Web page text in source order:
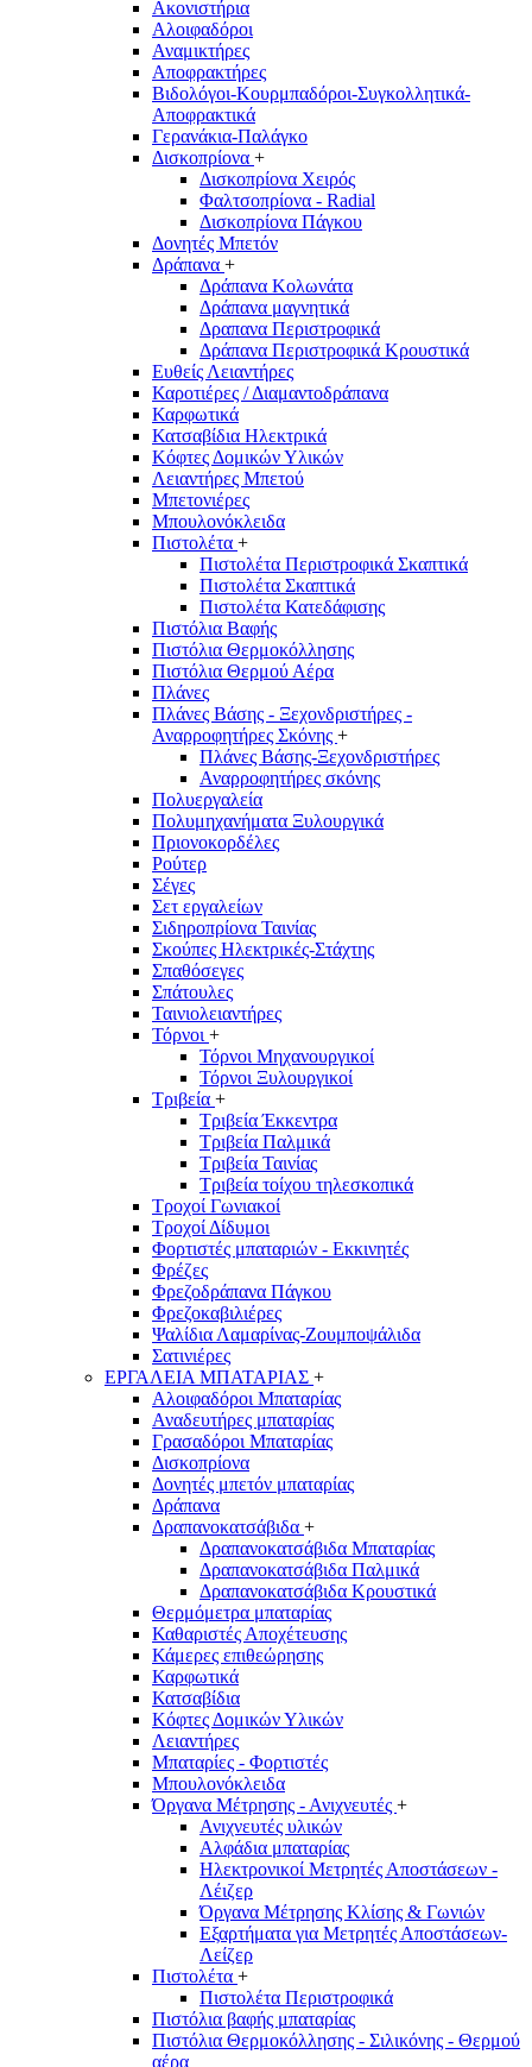
Ακονιστήρια
Αλοιφαδόροι
Αναμικτήρες
Αποφρακτήρες
Βιδολόγοι-Κουρμπαδόροι-Συγκολλητικά-
Αποφρακτικά
Γερανάκια-Παλάγκο
Δισκοπρίονα +
Δισκοπρίονα Χειρός
Φαλτσοπρίονα - Radial
Δισκοπρίονα Πάγκου
Δονητές Μπετόν
Δράπανα +
Δράπανα Κολωνάτα
Δράπανα μαγνητικά
Δραπανα Περιστροφικά
Δράπανα Περιστροφικά Κρουστικά
Ευθείς Λειαντήρες
Καροτιέρες / Διαμαντοδράπανα
Καρφωτικά
Κατσαβίδια Ηλεκτρικά
Κόφτες Δομικών Υλικών
Λειαντήρες Μπετού
Μπετονιέρες
Μπουλονόκλειδα
Πιστολέτα +
Πιστολέτα Περιστροφικά Σκαπτικά
Πιστολέτα Σκαπτικά
Πιστολέτα Κατεδάφισης
Πιστόλια Βαφής
Πιστόλια Θερμοκόλλησης
Πιστόλια Θερμού Αέρα
Πλάνες
Πλάνες Βάσης - Ξεχονδριστήρες -
Αναρροφητήρες Σκόνης +
Πλάνες Βάσης-Ξεχονδριστήρες
Αναρροφητήρες σκόνης
Πολυεργαλεία
Πολυμηχανήματα Ξυλουργικά
Πριονοκορδέλες
Ρούτερ
Σέγες
Σετ εργαλείων
Σιδηροπρίονα Ταινίας
Σκούπες Ηλεκτρικές-Στάχτης
Σπαθόσεγες
Σπάτουλες
Ταινιολειαντήρες
Τόρνοι +
Τόρνοι Μηχανουργικοί
Τόρνοι Ξυλουργικοί
Τριβεία +
Τριβεία Έκκεντρα
Τριβεία Παλμικά
Τριβεία Ταινίας
Τριβεία τοίχου τηλεσκοπικά
Τροχοί Γωνιακοί
Τροχοί Δίδυμοι
Φορτιστές μπαταριών - Εκκινητές
Φρέζες
Φρεζοδράπανα Πάγκου
Φρεζοκαβιλιέρες
Ψαλίδια Λαμαρίνας-Ζουμποψάλιδα
Σατινιέρες
ΕΡΓΑΛΕΙΑ ΜΠΑΤΑΡΙΑΣ +
Αλοιφαδόροι Μπαταρίας
Αναδευτήρες μπαταρίας
Γρασαδόροι Μπαταρίας
Δισκοπρίονα
Δονητές μπετόν μπαταρίας
Δράπανα
Δραπανοκατσάβιδα +
Δραπανοκατσάβιδα Μπαταρίας
Δραπανοκατσάβιδα Παλμικά
Δραπανοκατσάβιδα Κρουστικά
Θερμόμετρα μπαταρίας
Καθαριστές Αποχέτευσης
Κάμερες επιθεώρησης
Καρφωτικά
Κατσαβίδια
Κόφτες Δομικών Υλικών
Λειαντήρες
Μπαταρίες - Φορτιστές
Μπουλονόκλειδα
Όργανα Μέτρησης - Ανιχνευτές +
Ανιχνευτές υλικών
Αλφάδια μπαταρίας
Ηλεκτρονικοί Μετρητές Αποστάσεων -
Λέιζερ
Όργανα Μέτρησης Κλίσης & Γωνιών
Εξαρτήματα για Μετρητές Αποστάσεων-
Λείζερ
Πιστολέτα +
Πιστολέτα Περιστροφικά
Πιστόλια βαφής μπαταρίας
Πιστόλια Θερμοκόλλησης - Σιλικόνης - Θερμού
αέρα